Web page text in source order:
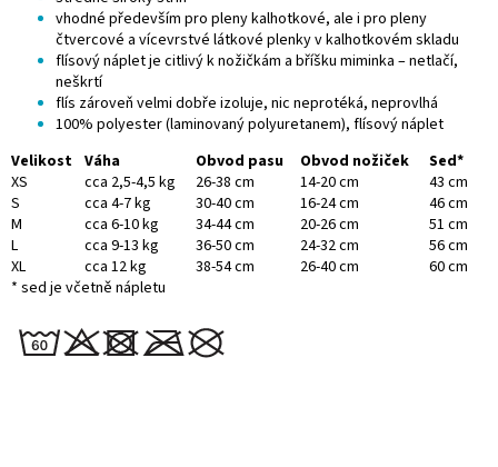
vhodné především pro pleny kalhotkové, ale i pro pleny
čtvercové a vícevrstvé látkové plenky v kalhotkovém skladu
flísový náplet je citlivý k nožičkám a bříšku miminka – netlačí,
neškrtí
flís zároveň velmi dobře izoluje, nic neprotéká, neprovlhá
100% polyester (laminovaný polyuretanem), flísový náplet
Velikost Váha Obvod pasu Obvod nožiček
Sed*
XS
cca 2,5-4,5 kg 26-38 cm 14-20 cm
43 cm
S
cca 4-7 kg 30-40 cm 16-24 cm
46 cm
M
cca 6-10 kg 34-44 cm 20-26 cm
51 cm
L
cca 9-13 kg 36-50 cm 24-32 cm
56 cm
XL
cca 12 kg 38-54 cm 26-40 cm
60 cm
* sed je včetně nápletu